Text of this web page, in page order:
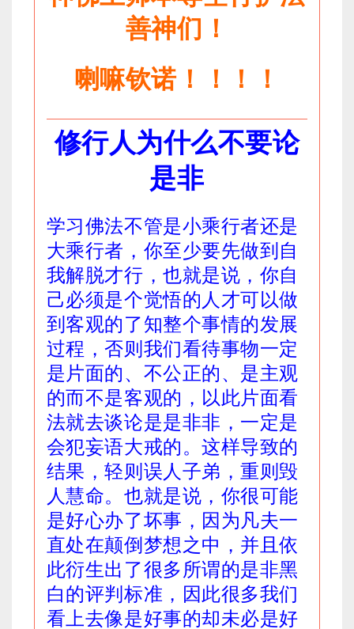
善神们！
喇嘛钦诺！！！！
修行人为什么不要论
是非
学习佛法不管是小乘行者还是
大乘行者，你至少要先做到自
我解脱才行，也就是说，你自
己必须是个觉悟的人才可以做
到客观的了知整个事情的发展
过程，否则我们看待事物一定
是片面的、不公正的、是主观
的而不是客观的，以此片面看
法就去谈论是是非非，一定是
会犯妄语大戒的。这样导致的
结果，轻则误人子弟，重则毁
人慧命。也就是说，你很可能
是好心办了坏事，因为凡夫一
直处在颠倒梦想之中，并且依
此衍生出了很多所谓的是非黑
白的评判标准，因此很多我们
看上去像是好事的却未必是好